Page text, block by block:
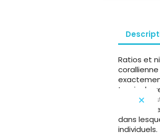
Ratios et
tropical
dans le
les bacs
dans
individuels.